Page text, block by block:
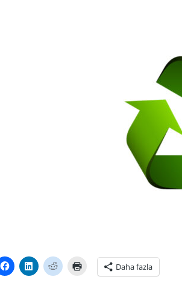
Facebook'ta
paylaşmak
Linkedln
üzerinden
Reddit
üzerinde
Yazdırmak
tıklayın
Daha fazla